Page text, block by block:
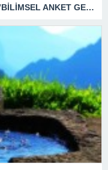
NECDET TOÇUOĞLU KALEMİNDEN ”BİLİMSEL ANKET GERÇEĞİ, SEÇİM ANKETİ BEKLENTİYİ YANSITIR.”